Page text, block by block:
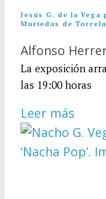
Jesús G. de la
Muriedas de
Alfonso
La exposición
las 19:00 horas
Leer más